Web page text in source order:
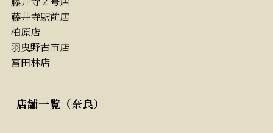
藤井寺駅前店
柏原店
羽曳野古市店
富田林店
店舗一覧（奈良）